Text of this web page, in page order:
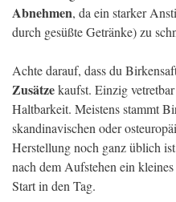
Abnehmen, da ein starker
durch gesüßte Getränke) zu
Achte darauf, dass du
Zusätzekaufst. Einzig
Haltbarkeit. Meistens stammt
skandinavischen oder
Herstellung noch ganz üblich
nach dem Aufstehen ein
Start in den Tag.